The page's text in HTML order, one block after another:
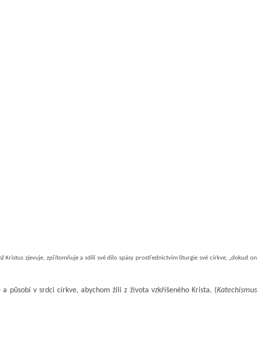
Kristus zjevuje, zpřítomňuje a sdílí své dílo spásy prostřednictvím liturgie své církve, „dokud on
působí v srdci církve, abychom žili z života vzkříšeného Krista. (Katechismus